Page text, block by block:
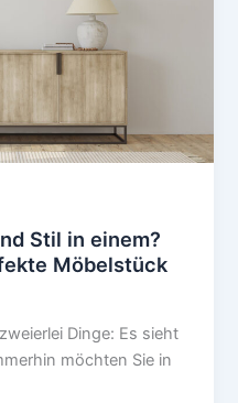
Stil in einem?
Möbelstück
Dinge: Es sieht
möchten Sie in